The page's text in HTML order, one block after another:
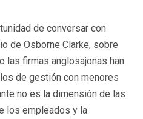
de conversar con
de Osborne Clarke, sobre
las firmas anglosajonas han
de gestión con menores
no es la dimensión de las
los empleados y la